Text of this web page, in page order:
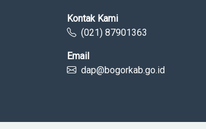
Kontak Kami
(021) 87901363
Email
dap@bogorkab.go.id